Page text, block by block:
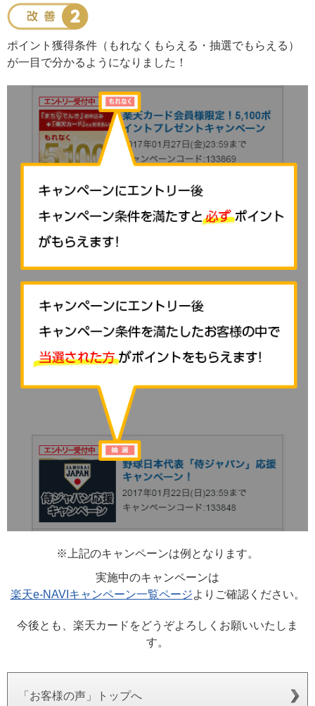
ポイント獲得条件（もれなくもらえる・抽選でもらえる）
が一目で分かるようになりました！
※上記のキャンペーンは例となります。
実施中のキャンペーンは
楽天e-NAVIキャンペーン一覧ページよりご確認ください。
今後とも、楽天カードをどうぞよろしくお願いいたしま
す。
「お客様の声」トップへ